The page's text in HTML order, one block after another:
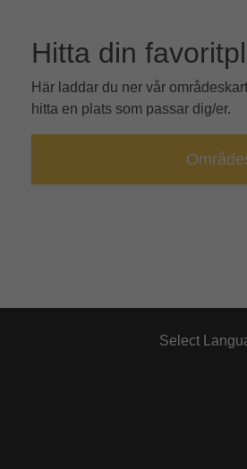
Hitta din
Här laddar du ner vår
hitta en plats som passar dig/er.
Select